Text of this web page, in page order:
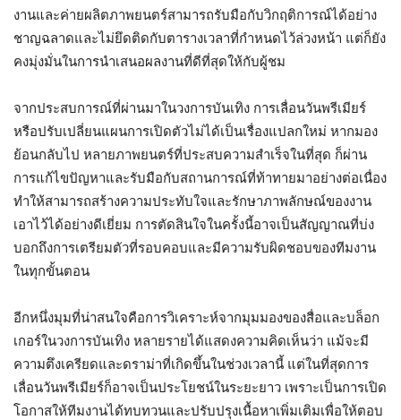
งานและค่ายผลิตภาพยนตร์สามารถรับมือกับวิกฤติการณ์ได้อย่าง
ชาญฉลาดและไม่ยึดติดกับตารางเวลาที่กำหนดไว้ล่วงหน้า แต่ก็ยัง
คงมุ่งมั่นในการนำเสนอผลงานที่ดีที่สุดให้กับผู้ชม
จากประสบการณ์ที่ผ่านมาในวงการบันเทิง การเลื่อนวันพรีเมียร์
หรือปรับเปลี่ยนแผนการเปิดตัวไม่ได้เป็นเรื่องแปลกใหม่ หากมอง
ย้อนกลับไป หลายภาพยนตร์ที่ประสบความสำเร็จในที่สุด ก็ผ่าน
การแก้ไขปัญหาและรับมือกับสถานการณ์ที่ท้าทายมาอย่างต่อเนื่อง
ทำให้สามารถสร้างความประทับใจและรักษาภาพลักษณ์ของงาน
เอาไว้ได้อย่างดีเยี่ยม การตัดสินใจในครั้งนี้อาจเป็นสัญญาณที่บ่ง
บอกถึงการเตรียมตัวที่รอบคอบและมีความรับผิดชอบของทีมงาน
ในทุกขั้นตอน
อีกหนึ่งมุมที่น่าสนใจคือการวิเคราะห์จากมุมมองของสื่อและบล็อก
เกอร์ในวงการบันเทิง หลายรายได้แสดงความคิดเห็นว่า แม้จะมี
ความตึงเครียดและดราม่าที่เกิดขึ้นในช่วงเวลานี้ แต่ในที่สุดการ
เลื่อนวันพรีเมียร์ก็อาจเป็นประโยชน์ในระยะยาว เพราะเป็นการเปิด
โอกาสให้ทีมงานได้ทบทวนและปรับปรุงเนื้อหาเพิ่มเติมเพื่อให้ตอบ